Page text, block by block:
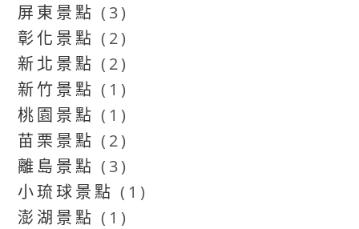
屏東景點 (3)
彰化景點 (2)
新北景點 (2)
新竹景點 (1)
桃園景點 (1)
苗栗景點 (2)
離島景點 (3)
小琉球景點 (1)
澎湖景點 (1)